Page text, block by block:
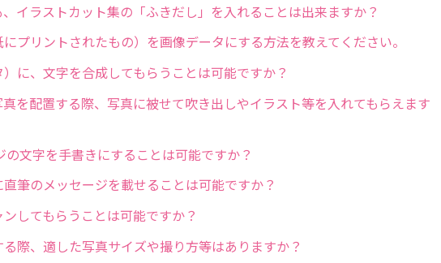
イラストカット集の「ふきだし」を入れることは出来ますか？
プリントされたもの）を画像データにする方法を教えてください。
に、文字を合成してもらうことは可能ですか？
を配置する際、写真に被せて吹き出しやイラスト等を入れてもらえます
の文字を手書きにすることは可能ですか？
筆のメッセージを載せることは可能ですか？
してもらうことは可能ですか？
際、適した写真サイズや撮り方等はありますか？